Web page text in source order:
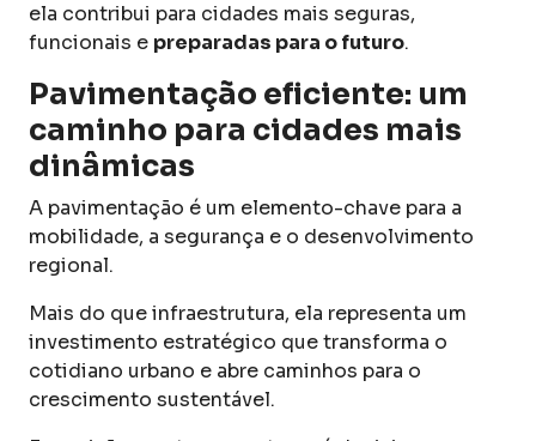
ela contribui para cidades mais seguras,
funcionais e preparadas para o futuro.
Pavimentação eficiente: um
caminho para cidades mais
dinâmicas
A pavimentação é um elemento-chave para a
mobilidade, a segurança e o desenvolvimento
regional.
Mais do que infraestrutura, ela representa um
investimento estratégico que transforma o
cotidiano urbano e abre caminhos para o
crescimento sustentável.